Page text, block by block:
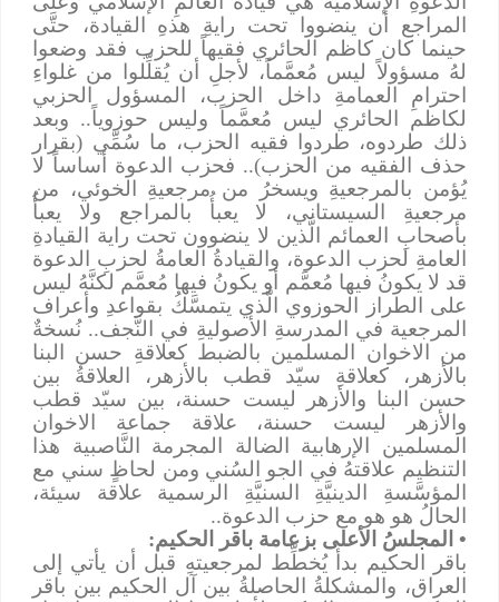
المراجع أن ينضووا تحت رايةِ هذهِ القيادة، حتَّى
حينما كان كاظم الحائري فقيهاً للحزب فقد وضعوا
لهُ مسؤولاً ليس مُعمَّماً، لأجلِ أن يُقلِّلوا من غلواءِ
احترامِ العمامةِ داخل الحزب، المسؤول الحزبي
لكاظم الحائري ليس مُعمَّماً وليس حوزوياً.. وبعد
ذلك طردوه، طردوا فقيه الحزب، ما سُمِّي (بقرار
حذف الفقيه من الحزب).. فحزب الدعوة أساساً لا
يُؤمن بالمرجعيةِ ويسخرُ من مرجعيةِ الخوئي، من
مرجعيةِ السيستاني، لا يعبأُ بالمراجع ولا يعبأُ
بأصحابِ العمائم الَّذين لا ينضوون تحت راية القيادةِ
العامةِ لحزب الدعوة، والقيادةُ العامةُ لحزبِ الدعوة
قد لا يكونُ فيها مُعمَّم أو يكونُ فيها مُعمَّم لكنَّهُ ليس
على الطراز الحوزوي الَّذي يتمسَّكُ بقواعدِ وأعراف
المرجعية في المدرسةِ الأصوليةِ في النَّجف.. نُسخةٌ
من الاخوان المسلمين بالضبط كعلاقةِ حسن البنا
بالأزهر، كعلاقةِ سيّد قطب بالأزهر، العلاقةُ بين
حسن البنا والأزهر ليست حسنة، بين سيّد قطب
والأزهر ليست حسنة، علاقة جماعة الاخوان
المسلمين الإرهابية الضالة المجرمة النَّاصبية هذا
التنظيم علاقتهُ في الجو السُني ومن لحاظٍ سني مع
المؤسَّسةِ الدينيَّةِ السنيَّةِ الرسمية علاقة سيئة،
الحالُ هو هو مع حزب الدعوة..
• المجلسُ الأعلى بزعامة باقر الحكيم:
باقر الحكيم بدأ يُخطِّط لمرجعيتهِ قبل أن يأتي إلى
العراق، والمشكلةُ الحاصلةُ بين آل الحكيم بين باقر